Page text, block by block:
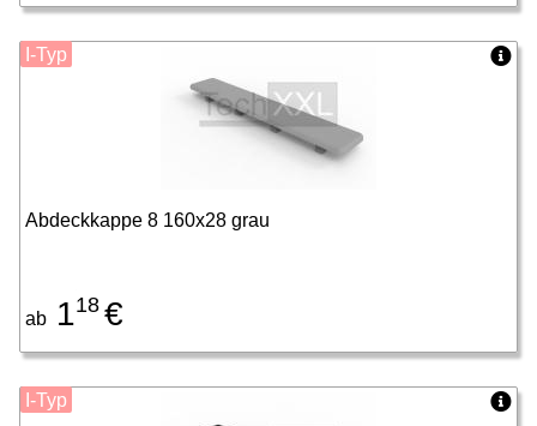
Abdeckkappe 8 160x28 grau
ab 118 €
I-Typ
I-Typ